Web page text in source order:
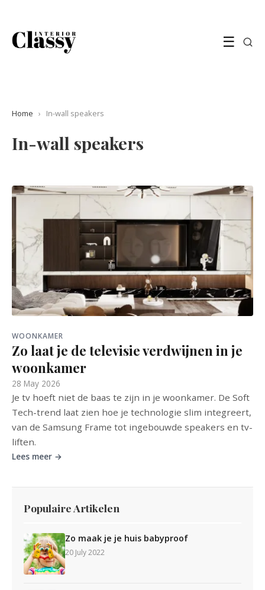
☰
Home › In-wall speakers
In-wall speakers
WOONKAMER
Zo laat je de televisie verdwijnen in je
woonkamer
28 May 2026
Je tv hoeft niet de baas te zijn in je woonkamer. De Soft
Tech-trend laat zien hoe je technologie slim integreert,
van de Samsung Frame tot ingebouwde speakers en tv-
liften.
Lees meer →
Populaire Artikelen
Zo maak je je huis babyproof
20 July 2022